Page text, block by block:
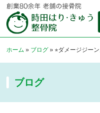
ホーム » ブログ »⭐︎ダメージジーン
ブログ